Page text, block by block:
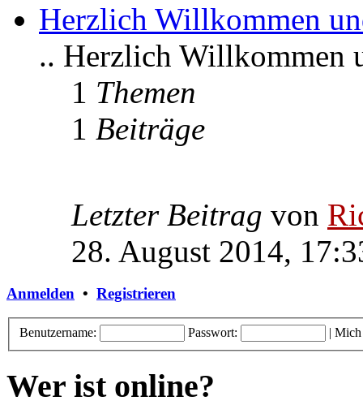
Herzlich Willkommen
.. Herzlich Willkommen
1 Themen
1 Beiträge
Letzter Beitrag von
28. August 2014,
Anmelden • Registrieren
Benutzername: Passwort: | Mich
Wer ist online?